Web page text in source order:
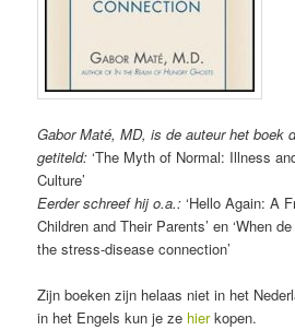
Gabor Maté, MD, is de auteur het boek
getiteld: ‘The Myth of Normal: Illness
Culture’
Eerder schreef hij o.a.: ‘Hello Again: A
Children and Their Parents’ en ‘When
the stress-disease connection’
Zijn boeken zijn helaas niet in het
in het Engels kun je ze hierkopen.